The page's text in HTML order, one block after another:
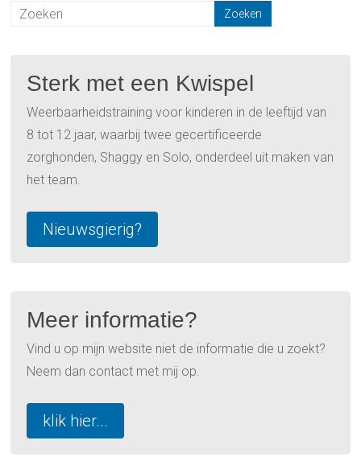
Sterk met een Kwispel
Weerbaarheidstraining voor kinderen in de leeftijd van
8 tot 12 jaar, waarbij twee gecertificeerde
zorghonden, Shaggy en Solo, onderdeel uit maken van
het team.
Nieuwsgierig?
Meer informatie?
Vind u op mijn website niet de informatie die u zoekt?
Neem dan contact met mij op.
klik hier...